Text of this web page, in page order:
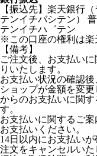
【振込先】楽天銀行
テンイチバシテン）
テンイチハ゛テン
※この口座の権利は楽
【備考】
ご注文後、お支払い
りいたします。
お支払い状況の確認後
ショップが金額を変
からのお支払いに関
す。
お支払いに関するご案
お支払いください。
14日以内にお支払い
注文をキャンセルいた